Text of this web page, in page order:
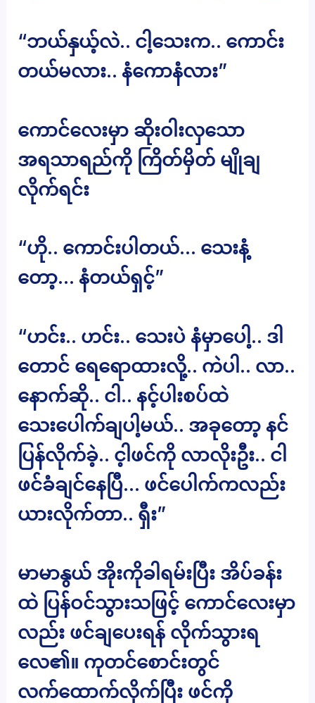
“ဘယ်နှယ့်လဲ.. ငါ့သေးက.. ကောင်း
တယ်မလား.. နံကောနံလား”
ကောင်လေးမှာ ဆိုးဝါးလှသော
အရသာရည်ကို ကြိတ်မှိတ် မျိုချ
လိုက်ရင်း
“ဟို.. ကောင်းပါတယ်… သေးနံ့
တော့… နံတယ်ရှင့်”
“ဟင်း.. ဟင်း.. သေးပဲ နံမှာပေါ့.. ဒါ
တောင် ရေရောထားလို့.. ကဲပါ.. လာ..
နောက်ဆို.. ငါ.. နင့်ပါးစပ်ထဲ
သေးပေါက်ချပါ့မယ်.. အခုတော့ နင်
ပြန်လိုက်ခဲ့.. င့ါဖင်ကို လာလိုးဦး.. ငါ
ဖင်ခံချင်နေပြီ… ဖင်ပေါက်ကလည်း
ယားလိုက်တာ.. ရှီး”
မာမာနွယ် အိုးကိုခါရမ်းပြီး အိပ်ခန်း
ထဲ ပြန်ဝင်သွားသဖြင့် ကောင်လေးမှာ
လည်း ဖင်ချပေးရန် လိုက်သွားရ
လေ၏။ ကုတင်စောင်းတွင်
လက်ထောက်လိုက်ပြီး ဖင်ကို